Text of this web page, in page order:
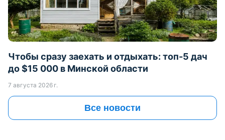
Чтобы сразу заехать и отдыхать: топ-5 дач
до $15 000 в Минской области
7 августа 2026 г.
Все новости